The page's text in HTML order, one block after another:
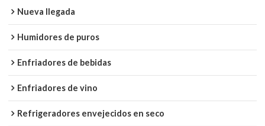
Nueva llegada
Humidores de puros
Enfriadores de bebidas
Enfriadores de vino
Refrigeradores envejecidos en seco